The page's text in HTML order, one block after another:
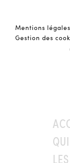
Mentions légales
Gestion des